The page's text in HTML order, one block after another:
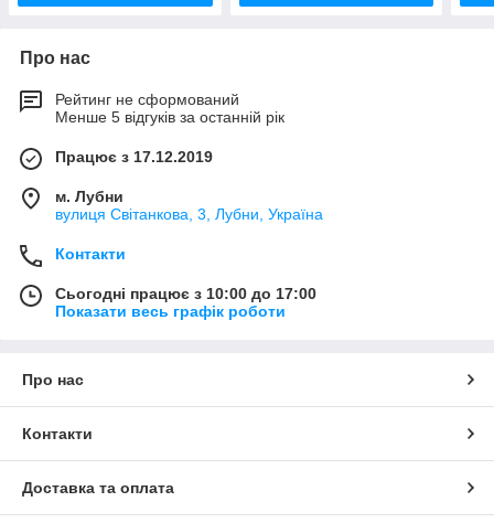
Про нас
Рейтинг не сформований
Менше 5 відгуків за останній рік
Працює з 17.12.2019
м. Лубни
вулиця Світанкова, 3, Лубни, Україна
Контакти
Сьогодні працює з 10:00 до 17:00
Показати весь графік роботи
Про нас
Контакти
Доставка та оплата